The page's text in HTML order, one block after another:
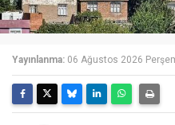
Yayınlanma: 06 Ağustos 2026